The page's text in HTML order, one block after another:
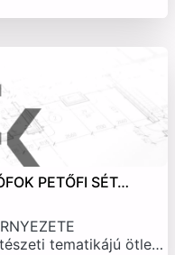
PETŐFI SÉT…
tematikájú ötle…